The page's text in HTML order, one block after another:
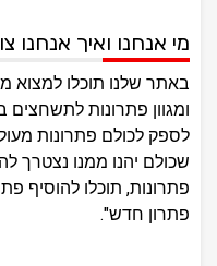
מי אנחנו ואיך אנחנו
באתר שלנו תוכלו למצוא
ומגוון פתרונות לתשחצים
לספק לכולם פתרונות
שכולם יהנו ממנו נצטרך
פתרונות, תוכלו להוסיף
פתרון חדש".